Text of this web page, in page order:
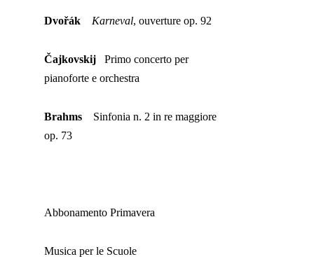
Dvořák Karneval, ouverture op. 92
Čajkovskij Primo concerto per
pianoforte e orchestra
Brahms Sinfonia n. 2 in re maggiore
op. 73
Abbonamento Primavera
Musica per le Scuole